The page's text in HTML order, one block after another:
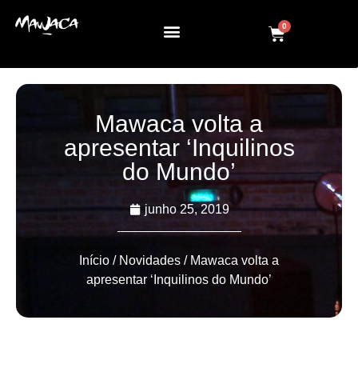
0
Mawaca volta a
apresentar ‘Inquilinos
do Mundo’
junho 25, 2019
Início / Novidades / Mawaca volta a
apresentar ‘Inquilinos do Mundo’